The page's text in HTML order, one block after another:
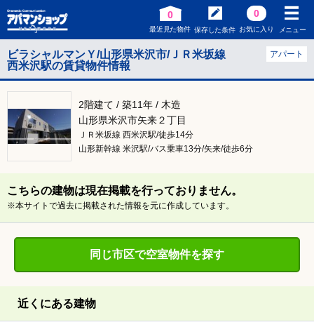
0
最近見た物件 保存した条件
0
お気に入り メニュー
ビラシャルマンＹ/山形県米沢市/ＪＲ米坂線
西米沢駅の賃貸物件情報
アパート
2階建て / 築11年 / 木造
山形県米沢市矢来２丁目
ＪＲ米坂線 西米沢駅/徒歩14分
山形新幹線 米沢駅/バス乗車13分/矢来/徒歩6分
こちらの建物は現在掲載を行っておりません。
※本サイトで過去に掲載された情報を元に作成しています。
同じ市区で空室物件を探す
近くにある建物